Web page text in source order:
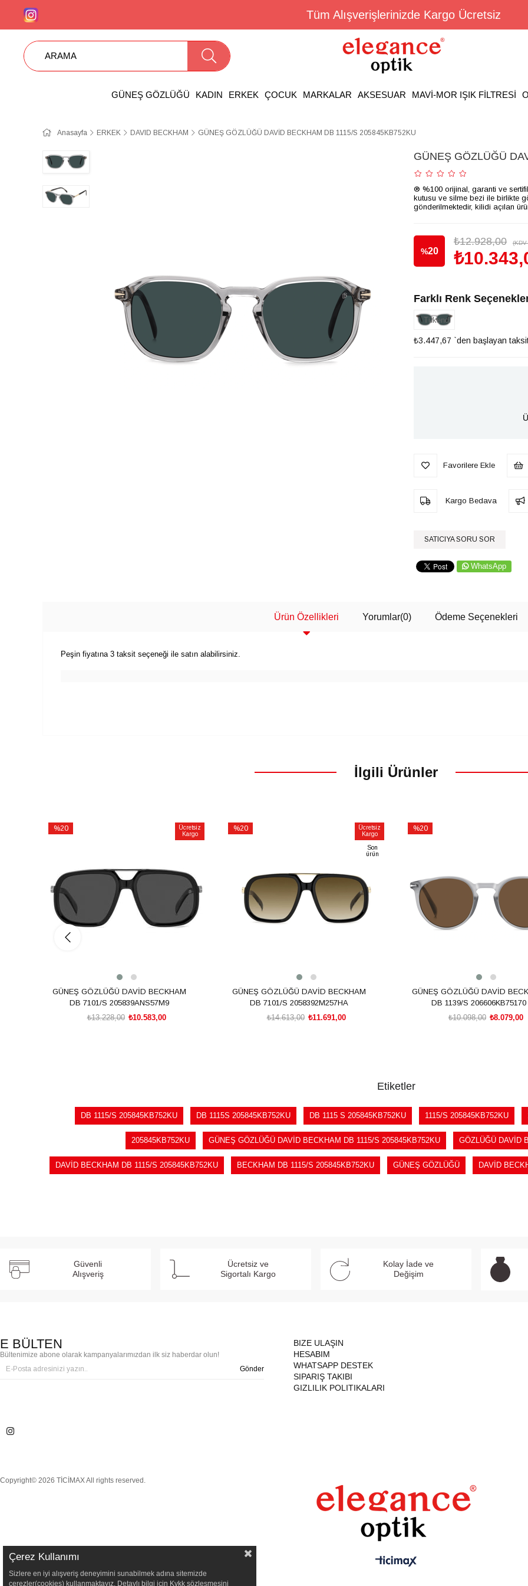
Tüm Alışverişlerinizde Kargo Ücretsiz
GÜNEŞ GÖZLÜĞÜ KADIN ERKEK ÇOCUK MARKALAR AKSESUAR MAVİ-MOR IŞIK FİLTRESİ
Anasayfa ERKEK DAVID BECKHAM GÜNEŞ GÖZLÜĞÜ DAVİD BECKHAM DB 1115/S 205845KB752KU
GÜNEŞ GÖZLÜĞÜ
® %100 orijinal, garanti ve
kutusu ve silme bezi ile birlikte
gönderilmektedir, kilidi açılan
%20
₺12.928,00 (KDV
Farklı Renk
Tükendi
₺3.447,67 `den başlayan
Favorilere Ekle
Kargo Bedava
SATICIYA SORU SOR
WhatsApp
Ürün Özellikleri Yorumlar(0) Ödeme Seçenekleri
Peşin fiyatına 3 taksit seçeneği ile satın alabilirsiniz.
İlgili Ürünler
%20
Ücretsiz
Kargo
GÜNEŞ GÖZLÜĞÜ DAVİD BECKHAM
DB 7101/S 205839ANS57M9
₺10.583,00
₺13.228,00
%20
Ücretsiz
Kargo
Son
ürün
GÜNEŞ GÖZLÜĞÜ DAVİD BECKHAM
DB 7101/S 2058392M257HA
₺11.691,00
₺14.613,00
%20
GÜNEŞ GÖZLÜĞÜ DAVİD
DB 1139/S 206606KB75170
₺8.079,00
₺10.098,00
Etiketler
DB 1115/S 205845KB752KU DB 1115S 205845KB752KU DB 1115 S 205845KB752KU 1115/S 205845KB752KU
205845KB752KU GÜNEŞ GÖZLÜĞÜ DAVİD BECKHAM DB 1115/S 205845KB752KU GÖZLÜĞÜ DAVİD
DAVİD BECKHAM DB 1115/S 205845KB752KU BECKHAM DB 1115/S 205845KB752KU GÜNEŞ GÖZLÜĞÜ DAVİD
Güvenli
Alışveriş
Ücretsiz ve
Sigortalı Kargo
Kolay İade ve
Değişim
E BÜLTEN
Bültenimize abone olarak kampanyalarımızdan ilk siz haberdar olun!
Gönder
BIZE ULAŞIN
HESABIM
WHATSAPP DESTEK
SIPARIŞ TAKIBI
GIZLILIK POLITIKALARI
Copyright© 2026 TİCİMAX All rights reserved.
Çerez Kullanımı
Sizlere en iyi alışveriş deneyimini sunabilmek adına sitemizde
çerezler(cookies) kullanmaktayız. Detaylı bilgi için Kvkk sözleşmesini